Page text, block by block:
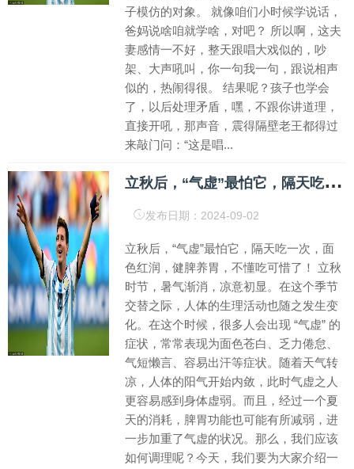
子模仿的对象。 就像咱们小时候学说话，
爸妈说啥咱就学啥，对吧？ 所以啊，这夫
妻感情一不好，整天跟唱大戏似的，吵
架、大声吼叫，你一句我一句，跟说相声
似的，热闹得很。 结果呢？孩子也学会
了，以后处理矛盾，嘿，不跟你讲道理，
直接开吼，那声音，震得隔壁老王都得过
来敲门问：“这是唱...
立
秋后，“气虚”最怕它，隔天吃一次，面色红润，健脾养胃，不懂吃可惜了！
发布日期：2024-09-02
立秋后，“气虚”最怕它，隔天吃一次，面
色红润，健脾养胃，不懂吃可惜了！ 立秋
时节，暑气渐消，凉意初显。在这个季节
交替之际，人体的生理活动也随之发生变
化。在这个时候，很多人会出现 “气虚” 的
症状，常常表现为面色苍白、乏力倦怠、
气短懒言、容易出汗等症状。随着天气转
凉，人体的阳气开始内敛，此时气虚之人
更容易感到身体虚弱。而且，经过一个夏
天的消耗，脾胃功能也可能有所减弱，进
一步加重了气虚的状况。那么，我们应该
如何调理呢？今天，我们要为大家介绍一